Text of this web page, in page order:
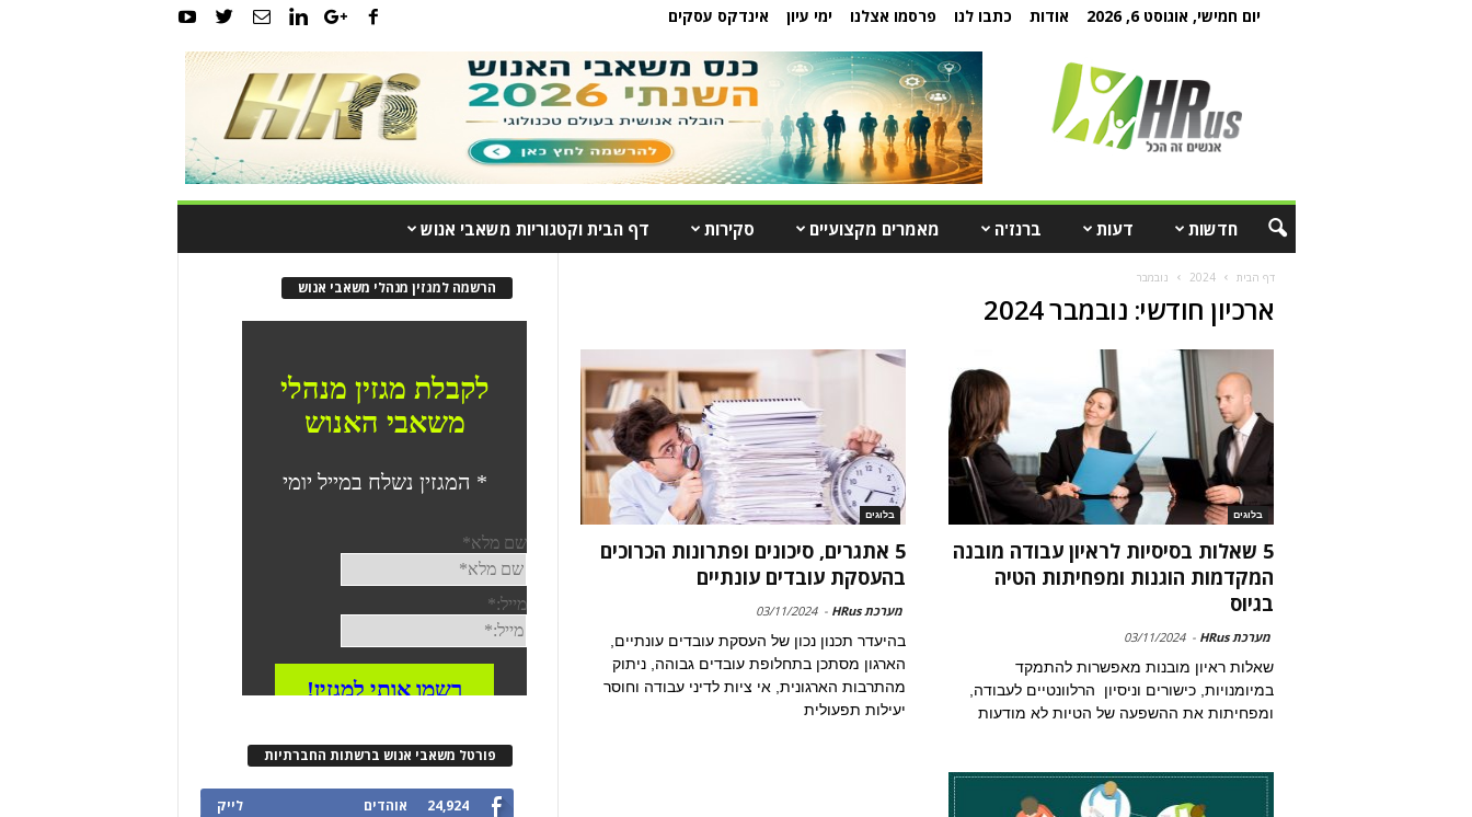
יום חמישי, אוגוסט 6, 2026 אודות כתבו לנו פרסמו אצלנו ימי עיון אינדקס עסקים
חדשות דעות ברנז'ה מאמרים מקצועיים סקירות דף הבית וקטגוריות משאבי אנוש
דף הבית 2024 נובמבר
ארכיון חודשי: נובמבר 2024
בלוגים
5 שאלות בסיסיות לראיון עבודה מובנה
המקדמות הוגנות ומפחיתות הטיה
בגיוס
מערכת HRus -
03/11/2024
שאלות ראיון מובנות מאפשרות להתמקד
במיומנויות, כישורים וניסיון הרלוונטיים לעבודה,
ומפחיתות את ההשפעה של הטיות לא מודעות
בלוגים
5 אתגרים, סיכונים ופתרונות הכרוכים
בהעסקת עובדים עונתיים
מערכת HRus -
03/11/2024
בהיעדר תכנון נכון של העסקת עובדים עונתיים,
הארגון מסתכן בתחלופת עובדים גבוהה, ניתוק
מהתרבות הארגונית, אי ציות לדיני עבודה וחוסר
יעילות תפעולית
הרשמה למגזין מנהלי משאבי אנוש
פורטל משאבי אנוש ברשתות החברתיות
24,924 אוהדים לייק